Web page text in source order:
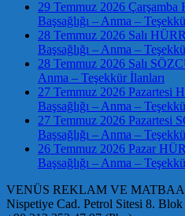
29 Temmuz 2026
Başsağlığı – Anma –
28 Temmuz 2026 Salı
Başsağlığı – Anma –
28 Temmuz 2026 Salı
Anma – Teşekkür İlanları
27 Temmuz 2026 Pazartesi
Başsağlığı – Anma –
27 Temmuz 2026 Pazartesi
Başsağlığı – Anma –
26 Temmuz 2026 Pazar
Başsağlığı – Anma –
VENÜS REKLAM VE
Nispetiye Cad. Petrol Sitesi 8.